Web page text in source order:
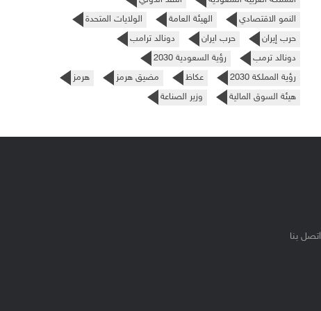
النمو الاقتصادي
الهيئة العامة
الولايات المتحدة
حرب إيران
حرب ايران
دونالد ترامب
دونالد ترمب
رؤية السعودية 2030
رؤية المملكة 2030
عكاظ مضيق هرمز
هرمز
هيئة السوق المالية
وزير الصناعة
اتصل بنا